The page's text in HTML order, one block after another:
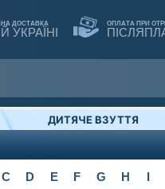
ДОСТАВКА
УКРАЇНІ
ОПЛАТА ПРИ
ДИТЯЧЕ ВЗУТТЯ
C D E F G H I